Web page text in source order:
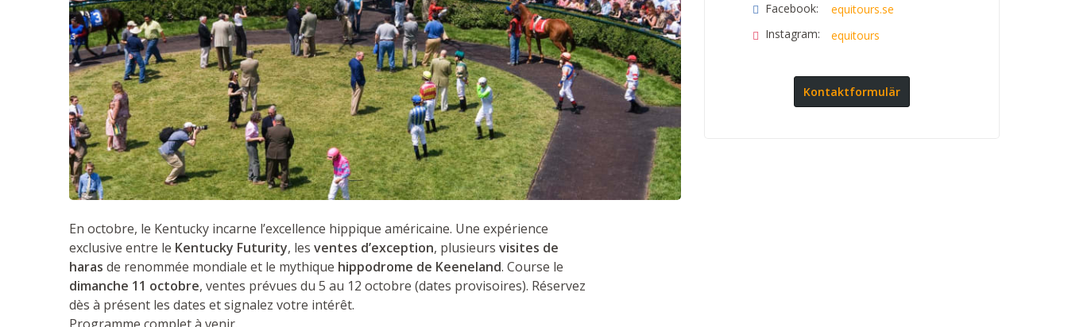
En octobre, le Kentucky incarne l’excellence hippique américaine. Une expérience
exclusive entre le Kentucky Futurity, les ventes d’exception, plusieurs visites de
haras de renommée mondiale et le mythique hippodrome de Keeneland. Course le
dimanche 11 octobre, ventes prévues du 5 au 12 octobre (dates provisoires). Réservez
dès à présent les dates et signalez votre intérêt.
Facebook:
equitours.se
Instagram:
equitours
Kontaktformulär